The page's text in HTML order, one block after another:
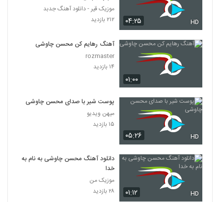
۰۴:۲۵ HD
موزیک قیر - دانلود آهنگ جدبد
۲۱۲ بازدید
۰۱:۰۰
آهنگ رهایم کن محسن چاوشی
rozmaster
۱۴ بازدید
۰۵:۲۶ HD
پوست شیر با صدای محسن چاوشی
میهن ویدیو
۱۵ بازدید
۰۱:۱۲ HD
دانلود آهنگ محسن چاوشی به نام به
خدا
موزیک من
۲۸ بازدید